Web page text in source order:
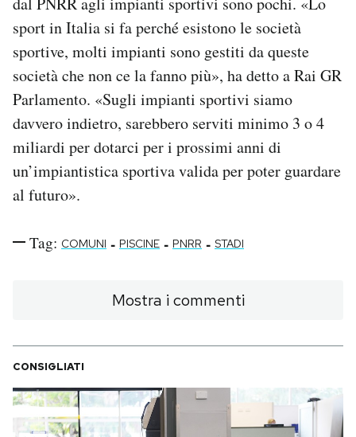
sport in Italia si fa perché esistono le società
sportive, molti impianti sono gestiti da queste
società che non ce la fanno più», ha detto a Rai GR
Parlamento. «Sugli impianti sportivi siamo
davvero indietro, sarebbero serviti minimo 3 o 4
miliardi per dotarci per i prossimi anni di
un’impiantistica sportiva valida per poter guardare
al futuro».
Tag: COMUNI - PISCINE - PNRR - STADI
Mostra i commenti
CONSIGLIATI